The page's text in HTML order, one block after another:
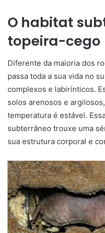
O habitat
topeira-cego
Diferente da maioria dos
passa toda a sua vida no
complexos e labirínticos.
solos arenosos e
temperatura é estável.
subterrâneo trouxe uma
sua estrutura corporal e